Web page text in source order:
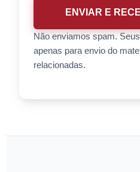
Não enviamos spam.
apenas para envio do
relacionadas.